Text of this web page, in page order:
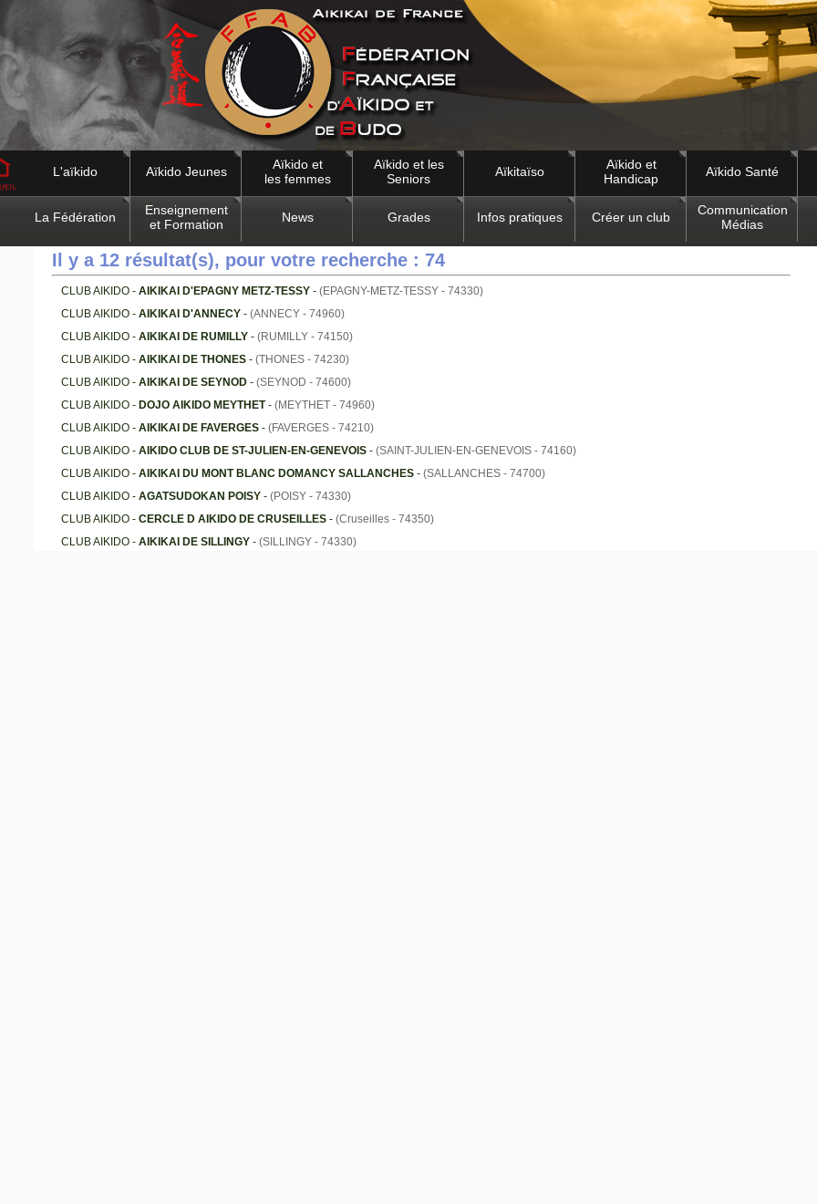
L'aïkido Aïkido Jeunes
Aïkido et
les femmes
Aïkido et les
Seniors
Aïkitaïso
Aïkido et
Handicap
Aïkido Santé
La Fédération
Enseignement
et Formation
News Grades Infos pratiques Créer un club
Communication
Médias
Il y a 12 résultat(s), pour votre recherche : 74
CLUB AIKIDO - AIKIKAI D'EPAGNY METZ-TESSY - (EPAGNY-METZ-TESSY - 74330)
CLUB AIKIDO - AIKIKAI D'ANNECY - (ANNECY - 74960)
CLUB AIKIDO - AIKIKAI DE RUMILLY - (RUMILLY - 74150)
CLUB AIKIDO - AIKIKAI DE THONES - (THONES - 74230)
CLUB AIKIDO - AIKIKAI DE SEYNOD - (SEYNOD - 74600)
CLUB AIKIDO - DOJO AIKIDO MEYTHET- (MEYTHET - 74960)
CLUB AIKIDO - AIKIKAI DE FAVERGES - (FAVERGES - 74210)
CLUB AIKIDO - AIKIDO CLUB DE ST-JULIEN-EN-GENEVOIS - (SAINT-JULIEN-EN-GENEVOIS - 74160)
CLUB AIKIDO - AIKIKAI DU MONT BLANC DOMANCY SALLANCHES - (SALLANCHES - 74700)
CLUB AIKIDO - AGATSUDOKAN POISY - (POISY - 74330)
CLUB AIKIDO - CERCLE D AIKIDO DE CRUSEILLES - (Cruseilles - 74350)
CLUB AIKIDO - AIKIKAI DE SILLINGY - (SILLINGY - 74330)